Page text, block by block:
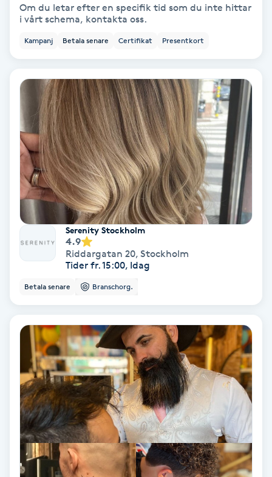
Skäggtrimmning
Skönhet
Slingor
Sockring
Spa
Spa manikyr & pedikyr
Spa-manikyr
Spraytan
Sugaring
Svensk massage
Svettbehandling
Tuina-massage
Om du letar efter en specifik tid som du inte hittar
i vårt schema, kontakta oss.
Kampanj Betala senare Certifikat Presentkort
Serenity Stockholm
4.9
Riddargatan 20, Stockholm
Tider fr. 15:00, Idag
Betala senare Branschorg.